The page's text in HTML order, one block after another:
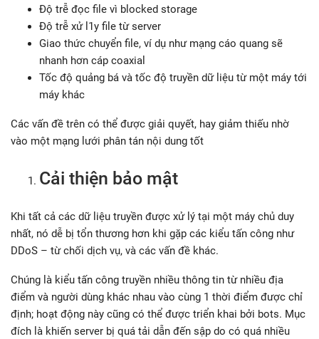
Độ trễ đọc file vì blocked storage
Độ trễ xử l1y file từ server
Giao thức chuyển file, ví dụ như mạng cáo quang sẽ
nhanh hơn cáp coaxial
Tốc độ quảng bá và tốc độ truyền dữ liệu từ một máy tới
máy khác
Các vấn đề trên có thể được giải quyết, hay giảm thiếu nhờ
vào một mạng lưới phân tán nội dung tốt
Cải thiện bảo mật
Khi tất cả các dữ liệu truyền được xử lý tại một máy chủ duy
nhất, nó dễ bị tổn thương hơn khi gặp các kiểu tấn công như
DDoS – từ chối dịch vụ, và các vấn đề khác.
Chúng là kiểu tấn công truyền nhiều thông tin từ nhiều địa
điểm và người dùng khác nhau vào cùng 1 thời điểm được chỉ
định; hoạt động này cũng có thể được triển khai bởi bots. Mục
đích là khiến server bị quá tải dẫn đến sập do có quá nhiều